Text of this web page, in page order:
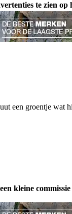
te zien
een groentje wat
kleine